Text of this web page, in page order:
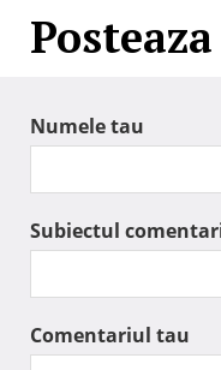
Numele tau
Subiectul
Comentariul tau